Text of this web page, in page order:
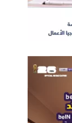
استخدام
بدأنا التطوير،
الدولة
وروح التعاون
الجيش الأخضر
إلى التوسع في رفع
واصبح لدينا خطوط
الخطوط الذي ننقل
فبحلول اغسطس